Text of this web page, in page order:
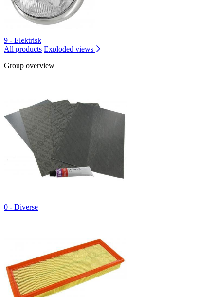
9 - Elektrisk
All products Exploded views
Group overview
0 - Diverse